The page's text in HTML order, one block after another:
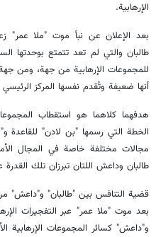
الإرهابية.
بعد الإعلان عن نبأ موت "ملا عمر"
طالبان والتي لم تعد تتمتع بوحدتها
للمجموعات الإرهابية من جهة، ومن
أنها ضعيفة وتُقدم نفسها المركز
هدفهما كلاهما هو استقطاب
الخطة التي رسمها "بن لادن" للقاعدة
مجالات مختلفة خاصة في المجال
طالبان وداعش اللتان تبرزان تلك القدرة
قضية التنافس بين "طالبان" و"داعش"
بعد موت "ملا عمر" عبر التفجيرات
و"داعش" كسائر المجموعات الإرهابية